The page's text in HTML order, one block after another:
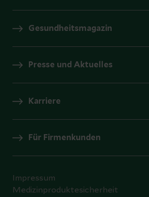
Gesundheitsmagazin
Presse und Aktuelles
Karriere
Für Firmenkunden
Impressum
Medizinproduktesicherheit